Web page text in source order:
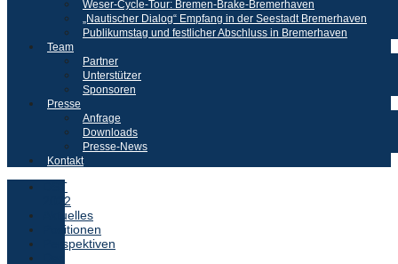
Weser-Cycle-Tour: Bremen-Brake-Bremerhaven
„Nautischer Dialog“ Empfang in der Seestadt Bremerhaven
Publikumstag und festlicher Abschluss in Bremerhaven
Team
Partner
Unterstützer
Sponsoren
Presse
Anfrage
Downloads
Presse-News
Kontakt
DST
2022
Aktuelles
Positionen
Perspektiven